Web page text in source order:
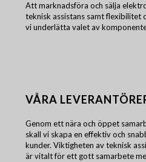
Att marknadsföra och sälja
teknisk assistans samt flexibilitet
vi underlätta valet av
VÅRA
Genom ett nära och öppet
skall vi skapa en effektiv och
kunder. Viktigheten av teknisk
är vitalt för ett gott samarbete